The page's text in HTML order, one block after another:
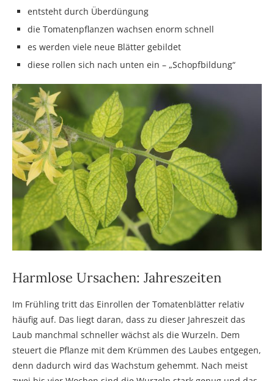
entsteht durch Überdüngung
die Tomatenpflanzen wachsen enorm schnell
es werden viele neue Blätter gebildet
diese rollen sich nach unten ein – „Schopfbildung“
Harmlose Ursachen: Jahreszeiten
Im Frühling tritt das Einrollen der Tomatenblätter relativ
häufig auf. Das liegt daran, dass zu dieser Jahreszeit das
Laub manchmal schneller wächst als die Wurzeln. Dem
steuert die Pflanze mit dem Krümmen des Laubes entgegen,
denn dadurch wird das Wachstum gehemmt. Nach meist